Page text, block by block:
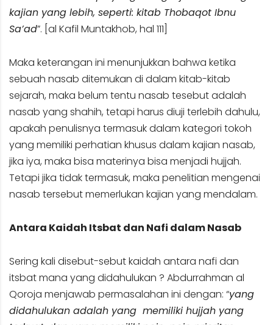
kajian yang lebih, seperti: kitab Thobaqot Ibnu
Sa’ad”. [al Kafil Muntakhob, hal 111]
Maka keterangan ini menunjukkan bahwa ketika
sebuah nasab ditemukan di dalam kitab-kitab
sejarah, maka belum tentu nasab tesebut adalah
nasab yang shahih, tetapi harus diuji terlebih dahulu,
apakah penulisnya termasuk dalam kategori tokoh
yang memiliki perhatian khusus dalam kajian nasab,
jika iya, maka bisa materinya bisa menjadi hujjah.
Tetapi jika tidak termasuk, maka penelitian mengenai
nasab tersebut memerlukan kajian yang mendalam.
Antara Kaidah Itsbat dan Nafi dalam Nasab
Sering kali disebut-sebut kaidah antara nafi dan
itsbat mana yang didahulukan ? Abdurrahman al
Qoroja menjawab permasalahan ini dengan: “yang
didahulukan adalah yang memiliki hujjah yang